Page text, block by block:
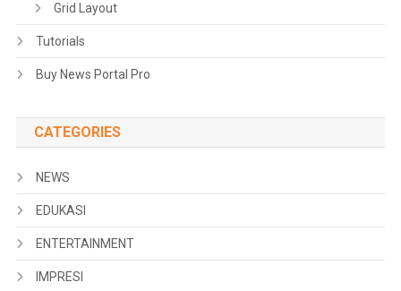
Grid Layout
Tutorials
Buy News Portal Pro
CATEGORIES
NEWS
EDUKASI
ENTERTAINMENT
IMPRESI